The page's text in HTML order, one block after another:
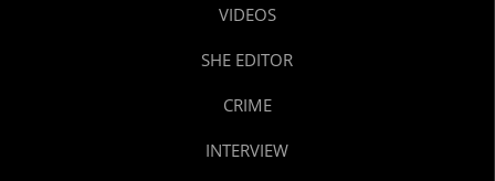
VIDEOS
SHE EDITOR
CRIME
INTERVIEW